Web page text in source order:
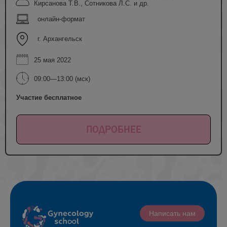
Кирсанова Т.В., Сотникова Л.С. и др.
онлайн-формат
г. Архангельск
25 мая 2022
09:00—13:00 (мск)
Участие бесплатное
ПОДРОБНЕЕ
Написать нам